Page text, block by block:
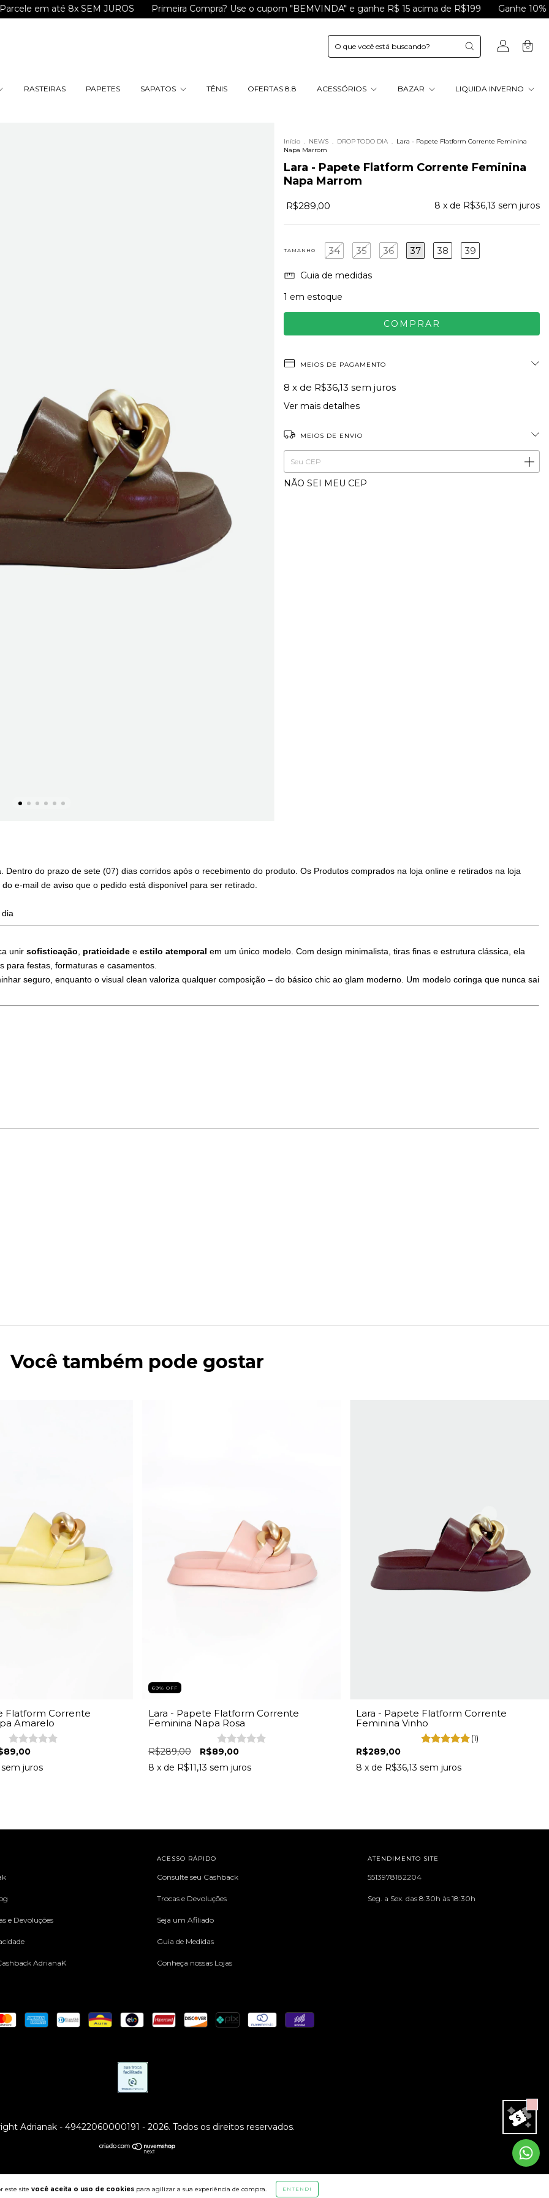
8x SEM JUROS Primeira Compra? Use o cupom "BEMVINDA" e ganhe R$ 15 acima de R$199 Ganhe 10% de
0
RASTEIRAS PAPETES SAPATOS TÊNIS OFERTAS 8.8 ACESSÓRIOS BAZAR LIQUIDA INVERNO
este site você aceita o uso de cookies para agilizar a sua experiência de compra. ENTENDI
Início . NEWS . DROP TODO DIA . Lara - Papete Flatform Corrente Feminina
Napa Marrom
Lara - Papete Flatform Corrente Feminina
Napa Marrom
R$289,00 8 x de R$36,13 sem juros
TAMANHO 34 35 36 37 38 39
Guia de medidas
1 em estoque
MEIOS DE PAGAMENTO
8 x de R$36,13 sem juros
Ver mais detalhes
MEIOS DE ENVIO
Entregas para o CEP: ALTERAR CEP
NÃO SEI MEU CEP
do prazo de sete (07) dias corridos após o recebimento do produto. Os Produtos comprados na loja online e retirados na loja
e-mail de aviso que o pedido está disponível para ser retirado.
unir sofisticação praticidade e estilo atemporal em um único modelo. Com design minimalista, tiras finas e estrutura clássica, ela
para festas, formaturas e casamentos.
seguro, enquanto o visual clean valoriza qualquer composição – do básico chic ao glam moderno. Um modelo coringa que nunca sai
Você também pode gostar
Flatform Corrente
Amarelo
sem juros
69% OFF
Lara - Papete Flatform Corrente
Feminina Napa Rosa
R$289,00
R$89,00
8 x de R$11,13 sem juros
Lara - Papete Flatform Corrente
Feminina Vinho
(1)
R$289,00
8 x de R$36,13 sem juros
e Devoluções
AdrianaK
ACESSO RÁPIDO
Consulte seu Cashback
Trocas e Devoluções
Seja um Afiliado
Guia de Medidas
Conheça nossas Lojas
ATENDIMENTO SITE
5513978182204
Seg. a Sex. das 8:30h às 18:30h
Adrianak - 49422060000191 - 2026. Todos os direitos reservados.